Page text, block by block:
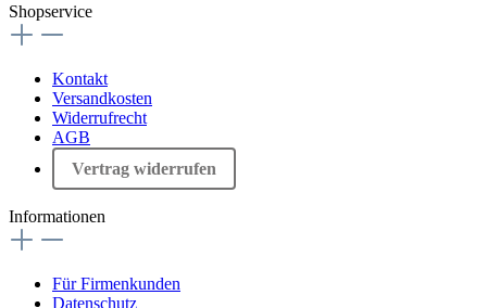
Shopservice
Kontakt
Versandkosten
Widerrufrecht
AGB
Vertrag widerrufen
Informationen
Für Firmenkunden
Datenschutz